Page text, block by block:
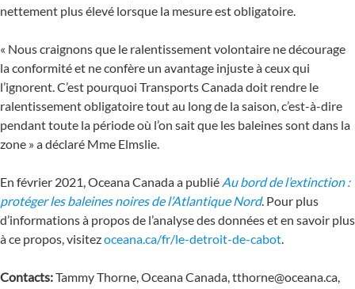
nettement plus élevé lorsque la mesure est obligatoire.
« Nous craignons que le ralentissement volontaire ne décourage
la conformité et ne confère un avantage injuste à ceux qui
l’ignorent. C’est pourquoi Transports Canada doit rendre le
ralentissement obligatoire tout au long de la saison, c’est-à-dire
pendant toute la période où l’on sait que les baleines sont dans la
zone » a déclaré Mme Elmslie.
En février 2021, Oceana Canada a publié Au bord de l’extinction :
protéger les baleines noires de l’Atlantique Nord. Pour plus
d’informations à propos de l’analyse des données et en savoir plus
à ce propos, visitezoceana.ca/fr/le-detroit-de-cabot.
Contacts:Tammy Thorne, Oceana Canada, tthorne@oceana.ca,